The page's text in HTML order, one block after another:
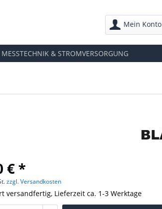
Mein Konto
MESSTECHNIK & STROMVERSORGUNG
€ *
zzgl. Versandkosten
versandfertig, Lieferzeit ca. 1-3 Werktage